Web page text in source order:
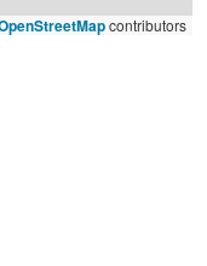
contributors